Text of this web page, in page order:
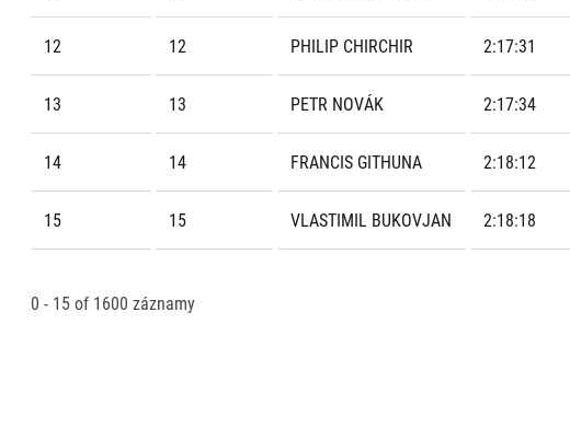
12 12 PHILIP CHIRCHIR 2:17:31
13 13 PETR NOVÁK 2:17:34
14 14 FRANCIS GITHUNA 2:18:12
15 15 VLASTIMIL BUKOVJAN 2:18:18
0 - 15of 1600 záznamy